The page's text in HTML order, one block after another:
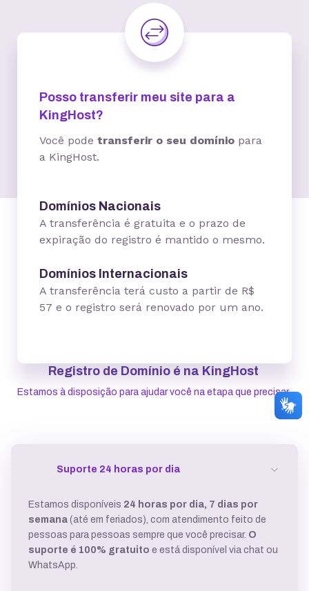
Posso transferir meu site para a
KingHost?
Você pode transferir o seu domínio para
a KingHost.
Domínios Nacionais
A transferência é gratuita e o prazo de
expiração do registro é mantido o mesmo.
Domínios Internacionais
A transferência terá custo a partir de R$
57 e o registro será renovado por um ano.
Registro de Domínio é na KingHost
Estamos à disposição para ajudar você na etapa que precisar.
Suporte 24 horas por dia
Estamos disponíveis 24 horas por dia, 7 dias por
semana (até em feriados), com atendimento feito de
pessoas para pessoas sempre que você precisar. O
suporte é 100% gratuito e está disponível via chat ou
WhatsApp.